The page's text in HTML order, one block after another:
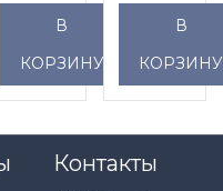
антрацит
В
КОРЗИНУ
серый
В
КОРЗИНУ
Контакты